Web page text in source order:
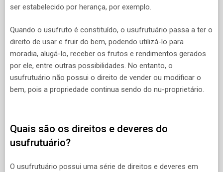
ser estabelecido por herança, por exemplo.
Quando o usufruto é constituído, o usufrutuário passa a ter o
direito de usar e fruir do bem, podendo utilizá-lo para
moradia, alugá-lo, receber os frutos e rendimentos gerados
por ele, entre outras possibilidades. No entanto, o
usufrutuário não possui o direito de vender ou modificar o
bem, pois a propriedade continua sendo do nu-proprietário.
Quais são os direitos e deveres do
usufrutuário?
O usufrutuário possui uma série de direitos e deveres em